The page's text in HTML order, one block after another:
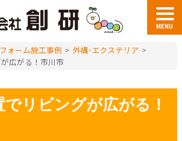
MENU
ォーム施工事例 > 外構･エクステリア >
広がる！市川市
リビングが広がる！